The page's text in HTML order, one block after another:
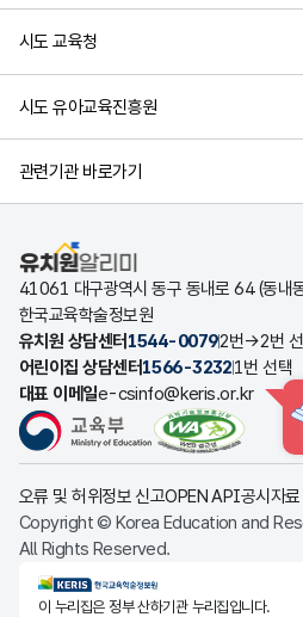
시도 교육청
시도 유아교육진흥원
관련기관 바로가기
유치원알리미
41061 대구광역시 동구 동내로 64 (동내
한국교육학술정보원
유치원 상담센터 1544-00792번→2번
어린이집 상담센터1566-32321번 선택
대표 이메일e-csinfo@keris.or.kr
오류 및 허위정보 신고OPEN API공시자
Copyright © Korea Education and
All Rights Reserved.
KERIS한국교육학술정보원
이 누리집은 정부 산하기관 누리집입니다.